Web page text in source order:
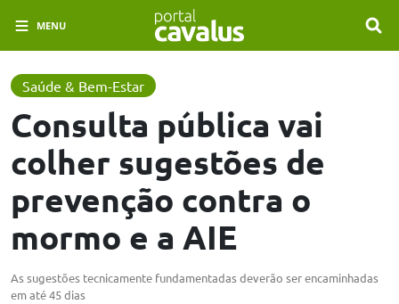
MENU
Saúde & Bem-Estar
Consulta pública vai
colher sugestões de
prevenção contra o
mormo e a AIE
As sugestões tecnicamente fundamentadas deverão ser encaminhadas
em até 45 dias